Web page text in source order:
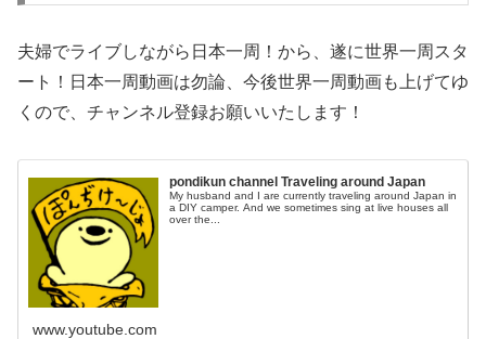
夫婦でライブしながら日本一周！から、遂に世界一周スタ
ート！日本一周動画は勿論、今後世界一周動画も上げてゆ
くので、チャンネル登録お願いいたします！
pondikun channel Traveling around Japan
My husband and I are currently traveling around Japan in
a DIY camper. And we sometimes sing at live houses all
over the...
www.youtube.com